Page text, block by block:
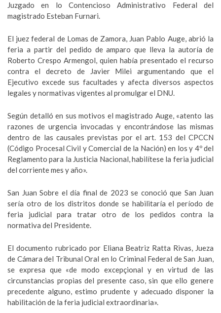
Juzgado en lo Contencioso Administrativo Federal del
magistrado Esteban Furnari.
El juez federal de Lomas de Zamora, Juan Pablo Auge, abrió la
feria a partir del pedido de amparo que lleva la autoría de
Roberto Crespo Armengol, quien había presentado el recurso
contra el decreto de Javier Milei argumentando que el
Ejecutivo excede sus facultades y afecta diversos aspectos
legales y normativas vigentes al promulgar el DNU.
Según detalló en sus motivos el magistrado Auge, «atento las
razones de urgencia invocadas y encontrándose las mismas
dentro de las causales previstas por el art. 153 del CPCCN
(Código Procesal Civil y Comercial de la Nación) en los y 4º del
Reglamento para la Justicia Nacional, habilítese la feria judicial
del corriente mes y año».
San Juan Sobre el día final de 2023 se conoció que San Juan
sería otro de los distritos donde se habilitaría el período de
feria judicial para tratar otro de los pedidos contra la
normativa del Presidente.
El documento rubricado por Eliana Beatriz Ratta Rivas, Jueza
de Cámara del Tribunal Oral en lo Criminal Federal de San Juan,
se expresa que «de modo excepçional y en virtud de las
circunstancias propias del presente caso, sin que ello genere
precedente alguno, estimo prudente y adecuado disponer la
habilitación de la feria judicial extraordinaria».